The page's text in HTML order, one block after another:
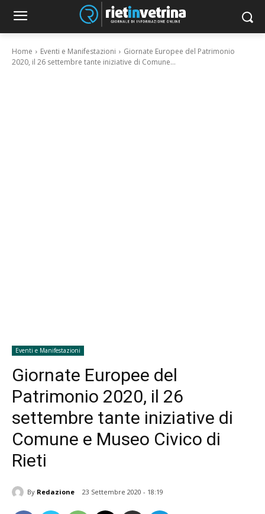
Home Eventi e Manifestazioni
Giornate Europee del Patrimonio
2020, il 26 settembre tante iniziative di Comune...
Eventi e Manifestazioni
Giornate Europee del
Patrimonio 2020, il 26
settembre tante iniziative di
Comune e Museo Civico di
Rieti
By Redazione 23 Settembre 2020 - 18:19